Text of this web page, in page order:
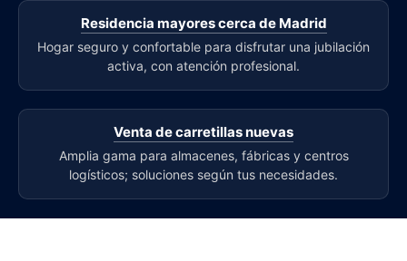
Residencia mayores cerca de Madrid
Hogar seguro y confortable para disfrutar una jubilación
activa, con atención profesional.
Venta de carretillas nuevas
Amplia gama para almacenes, fábricas y centros
logísticos; soluciones según tus necesidades.